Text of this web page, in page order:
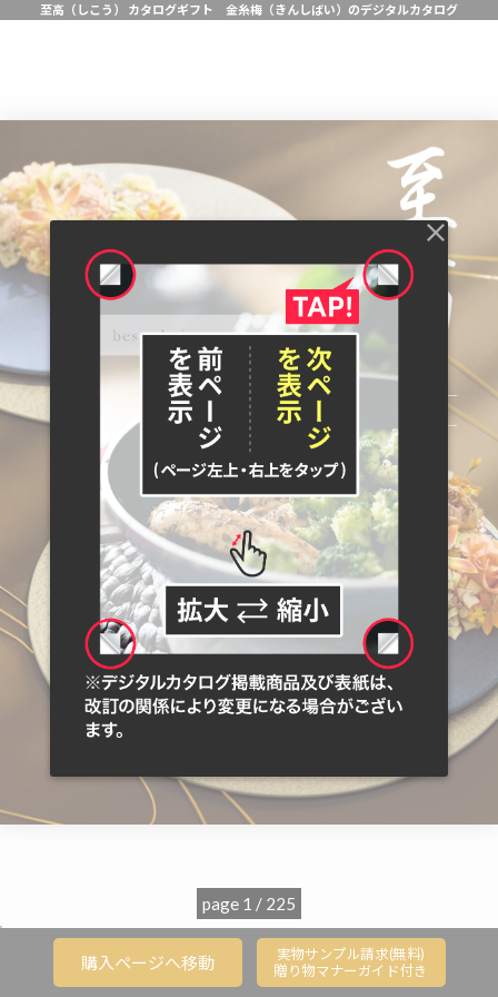
至高（しこう） カタログギフト 金糸梅（きんしばい）のデジタルカタログ
';
page 1 / 225
購入ページへ移動
実物サンプル請求(無料)
贈り物マナーガイド付き